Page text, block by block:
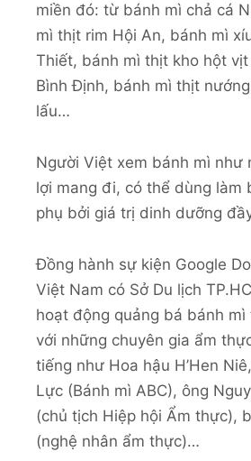
miền đó: từ bánh mì chả cá
mì thịt rim Hội An, bánh mì
Thiết, bánh mì thịt kho hột vịt
Bình Định, bánh mì thịt
lấu…
Người Việt xem bánh mì như
lợi mang đi, có thể dùng làm
phụ bởi giá trị dinh dưỡng
Đồng hành sự kiện Google
Việt Nam có Sở Du lịch
hoạt động quảng bá bánh
với những chuyên gia ẩm
tiếng như Hoa hậu H’Hen
Lực (Bánh mì ABC), ông
(chủ tịch Hiệp hội Ẩm thực),
(nghệ nhân ẩm thực)…